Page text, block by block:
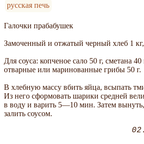
русская печь
Галочки прабабушек
Замоченный и отжатый черный хлеб 1
Для соуса: копченое сало 50 г, сметана 40
отварные или маринованные грибы 50 г.
В хлебную массу вбить яйца, всыпать
Из него сформовать шарики средней
в воду и варить 5—10 мин. Затем
залить соусом.